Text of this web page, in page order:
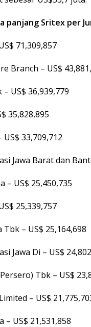
Sritex per
71,309,857
Branch – US$
US$ 36,939,779
35,828,895
33,709,712
Jawa Barat dan
– US$ 25,450,735
25,339,757
– US$ 25,164,698
Jawa Di – US$
Tbk – US$
– US$
– US$ 21,531,858